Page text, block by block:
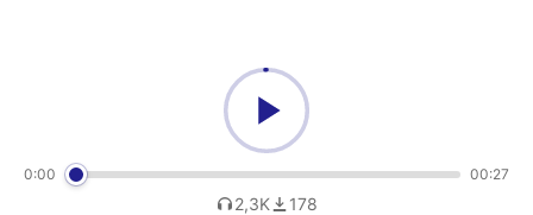
0:00 00:27
2,3K 178